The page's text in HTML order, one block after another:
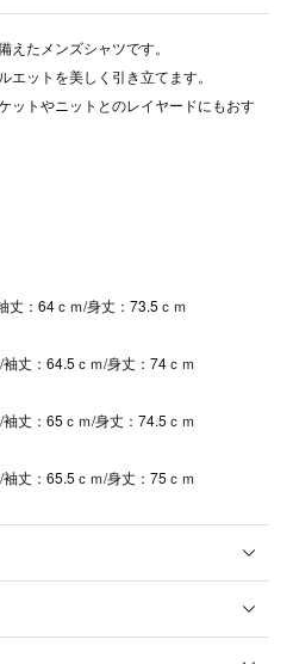
たメンズシャツです。
ットを美しく引き立てます。
ットやニットとのレイヤードにもおす
丈：64ｃｍ/身丈：73.5ｃｍ
丈：64.5ｃｍ/身丈：74ｃｍ
丈：65ｃｍ/身丈：74.5ｃｍ
丈：65.5ｃｍ/身丈：75ｃｍ